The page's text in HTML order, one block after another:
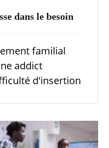
dans le besoin
familial
addict
d'insertion